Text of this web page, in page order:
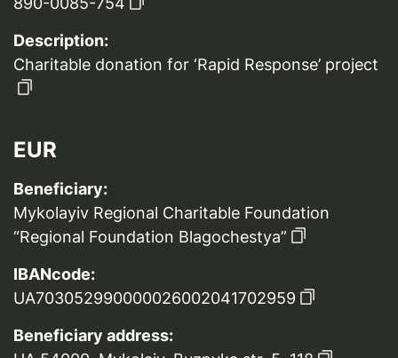
Description:
Charitable donation for ‘Rapid Response’ project
EUR
Beneficiary:
Mykolayiv Regional Charitable Foundation
“Regional Foundation Blagochestya”
IBANcode:
UA703052990000026002041702959
Beneficiary address: